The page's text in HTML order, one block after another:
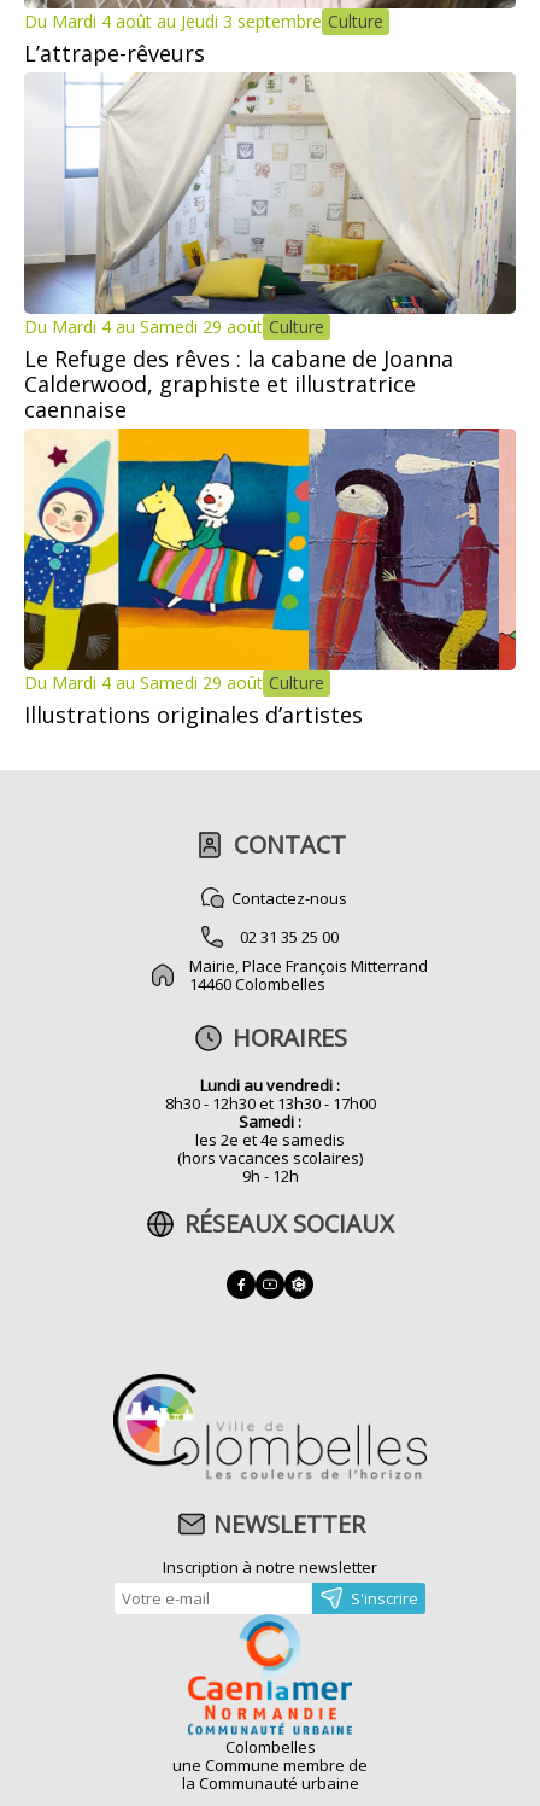
Du Mardi 4 août au Jeudi 3 septembre Culture
L’attrape-rêveurs
Du Mardi 4 au Samedi 29 août Culture
Le Refuge des rêves : la cabane de Joanna
Calderwood, graphiste et illustratrice
caennaise
Du Mardi 4 au Samedi 29 août Culture
Illustrations originales d’artistes
CONTACT
Contactez-nous
02 31 35 25 00
Mairie, Place François Mitterrand
14460 Colombelles
HORAIRES
Lundi au vendredi :
8h30 - 12h30 et 13h30 - 17h00
Samedi :
les 2e et 4e samedis
(hors vacances scolaires)
9h - 12h
RÉSEAUX SOCIAUX
NEWSLETTER
Inscription à notre newsletter
Colombelles
une Commune membre de
la Communauté urbaine